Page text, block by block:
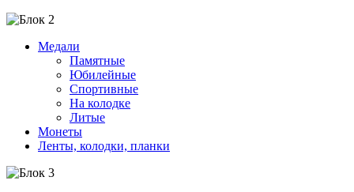
Медали
Памятные
Юбилейные
Спортивные
На колодке
Литые
Монеты
Ленты, колодки, планки